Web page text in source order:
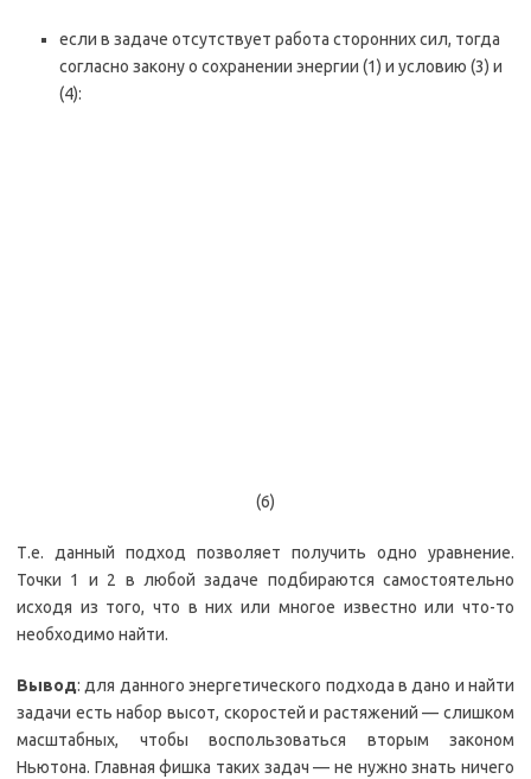
если в задаче отсутствует работа сторонних сил, тогда
согласно закону о сохранении энергии (1) и условию (3) и
(4):
(6)
Т.е. данный подход позволяет получить одно уравнение.
Точки 1 и 2 в любой задаче подбираются самостоятельно
исходя из того, что в них или многое известно или что-то
необходимо найти.
Вывод: для данного энергетического подхода в дано и найти
задачи есть набор высот, скоростей и растяжений — слишком
масштабных, чтобы воспользоваться вторым законом
Ньютона. Главная фишка таких задач — не нужно знать ничего